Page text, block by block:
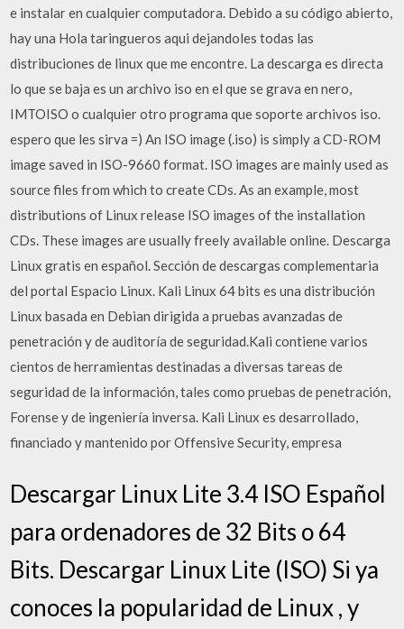
e instalar en cualquier computadora. Debido a su código abierto,
hay una Hola taringueros aqui dejandoles todas las
distribuciones de linux que me encontre. La descarga es directa
lo que se baja es un archivo iso en el que se grava en nero,
IMTOISO o cualquier otro programa que soporte archivos iso.
espero que les sirva =) An ISO image (.iso) is simply a CD-ROM
image saved in ISO-9660 format. ISO images are mainly used as
source files from which to create CDs. As an example, most
distributions of Linux release ISO images of the installation
CDs. These images are usually freely available online. Descarga
Linux gratis en español. Sección de descargas complementaria
del portal Espacio Linux. Kali Linux 64 bits es una distribución
Linux basada en Debian dirigida a pruebas avanzadas de
penetración y de auditoría de seguridad.Kali contiene varios
cientos de herramientas destinadas a diversas tareas de
seguridad de la información, tales como pruebas de penetración,
Forense y de ingeniería inversa. Kali Linux es desarrollado,
financiado y mantenido por Offensive Security, empresa
Descargar Linux Lite 3.4 ISO Español
para ordenadores de 32 Bits o 64
Bits. Descargar Linux Lite (ISO) Si ya
conoces la popularidad de Linux , y